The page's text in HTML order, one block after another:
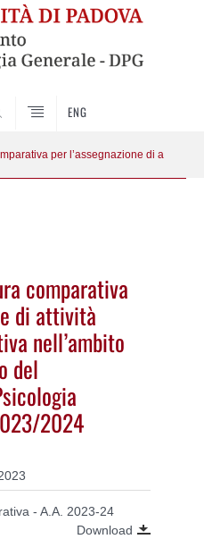
ENG
per l’assegnazione di attività
comparativa
di attività
nell’ambito
del
2024
- A.A. 2023-24
Download